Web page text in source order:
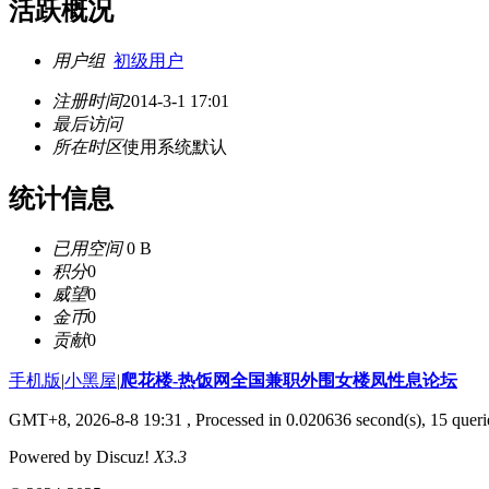
活跃概况
用户组 初级用户
注册时间2014-3-1 17:01
最后访问
所在时区使用系统默认
统计信息
已用空间0 B
积分0
威望0
金币0
贡献0
手机版|小黑屋|爬花楼-热饭网全国兼职外围女楼凤性息论坛
GMT+8, 2026-8-8 19:31 , Processed in 0.020636 second(s), 15
Powered by Discuz! X3.3